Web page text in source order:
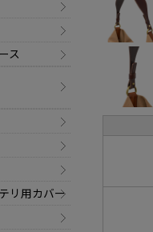
ス
リ用カバー